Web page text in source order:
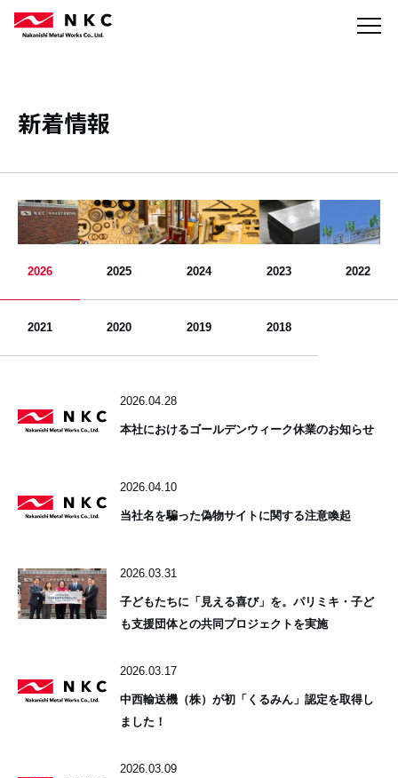
新着情報
2026 2025 2024 2023 2022
2021 2020 2019 2018
2026.04.28
本社におけるゴールデンウィーク休業のお知らせ
2026.04.10
当社名を騙った偽物サイトに関する注意喚起
2026.03.31
子どもたちに「見える喜び」を。パリミキ・子ど
も支援団体との共同プロジェクトを実施
2026.03.17
中西輸送機（株）が初「くるみん」認定を取得し
ました！
2026.03.09